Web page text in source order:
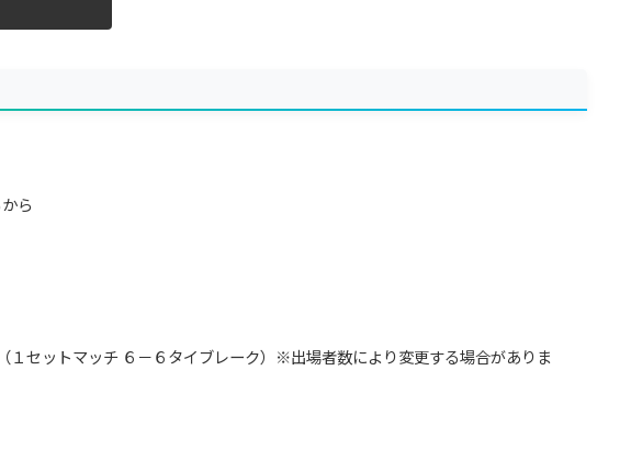
ら
セットマッチ ６－６タイブレーク）※出場者数により変更する場合がありま